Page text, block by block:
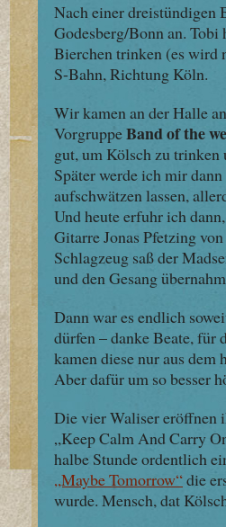
Nach einer dreistündigen
Godesberg/Bonn an. Tobi
Bierchen trinken (es wird
S-Bahn, Richtung Köln.
Wir kamen an der Halle
VorgruppeBand of the
gut, um Kölsch zu trinken
Später werde ich mir
aufschwätzen lassen,
Und heute erfuhr ich
Gitarre Jonas Pfetzing
Schlagzeug saß der
und den Gesang
Dann war es endlich
dürfen – danke Beate, für
kamen diese nur aus
Aber dafür um so besser
Die vier Waliser eröffnen
„Keep Calm And Carry
halbe Stunde ordentlich
„Maybe Tomorrow“die
wurde. Mensch, dat